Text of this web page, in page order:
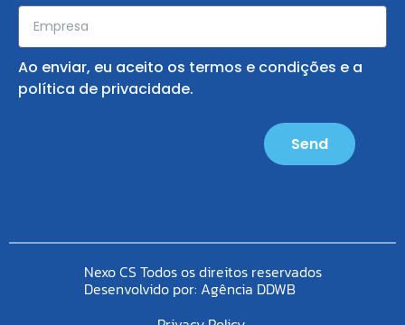
Ao enviar, eu aceito os termos e condições e a
política de privacidade.
Send
Nexo CS Todos os direitos reservados
Desenvolvido por: Agência DDWB